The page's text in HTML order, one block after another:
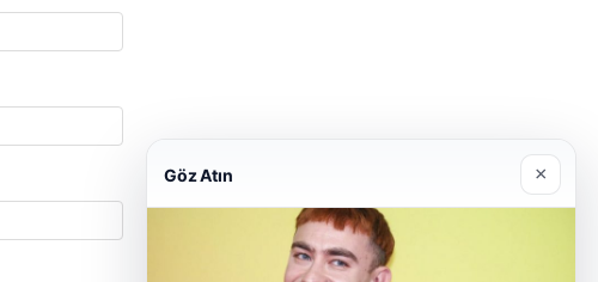
Göz Atın ×